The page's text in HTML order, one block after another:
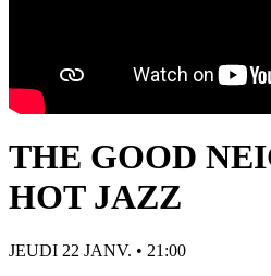
THE GOOD
HOT JAZZ
JEUDI 22 JANV. • 21:00